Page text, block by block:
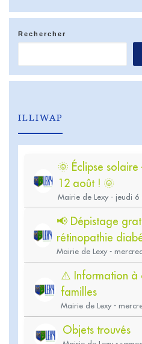
Rechercher
ILLIWAP